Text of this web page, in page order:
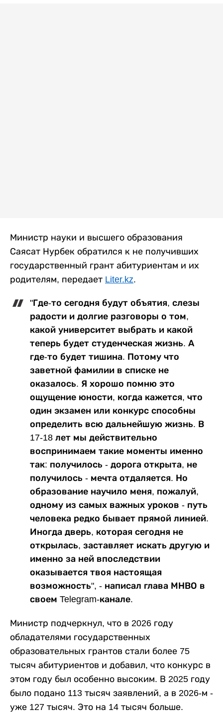
Министр науки и высшего образования
Саясат Нурбек обратился к не получивших
государственный грант абитуриентам и их
родителям, передает Liter.kz.
"Где-то сегодня будут объятия, слезы
радости и долгие разговоры о том,
какой университет выбрать и какой
теперь будет студенческая жизнь. А
где-то будет тишина. Потому что
заветной фамилии в списке не
оказалось. Я хорошо помню это
ощущение юности, когда кажется, что
один экзамен или конкурс способны
определить всю дальнейшую жизнь. В
17-18 лет мы действительно
воспринимаем такие моменты именно
так: получилось - дорога открыта, не
получилось - мечта отдаляется. Но
образование научило меня, пожалуй,
одному из самых важных уроков - путь
человека редко бывает прямой линией.
Иногда дверь, которая сегодня не
открылась, заставляет искать другую и
именно за ней впоследствии
оказывается твоя настоящая
возможность", - написал глава МНВО в
своем Telegram-канале.
Министр подчеркнул, что в 2026 году
обладателями государственных
образовательных грантов стали более 75
тысяч абитуриентов и добавил, что конкурс в
этом году был особенно высоким. В 2025 году
было подано 113 тысяч заявлений, а в 2026-м -
уже 127 тысяч. Это на 14 тысяч больше.